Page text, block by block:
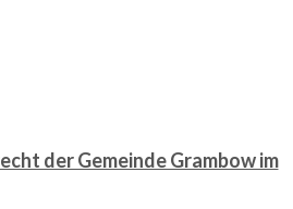
der Gemeinde Grambow im